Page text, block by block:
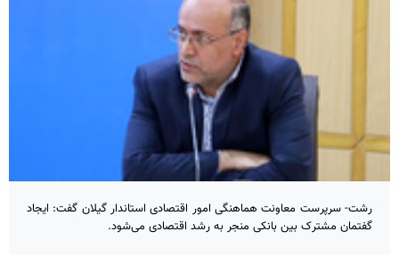
رشت- سرپرست معاونت هماهنگی امور اقتصادی استاندار گیلان گفت: ایجاد
گفتمان مشترک بین بانکی منجر به رشد اقتصادی می‌شود.